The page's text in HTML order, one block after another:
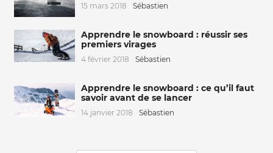
15 mars 2018 Sébastien
Apprendre le snowboard : réussir ses
premiers virages
4 février 2018 Sébastien
Apprendre le snowboard : ce qu’il faut
savoir avant de se lancer
14 janvier 2018 Sébastien